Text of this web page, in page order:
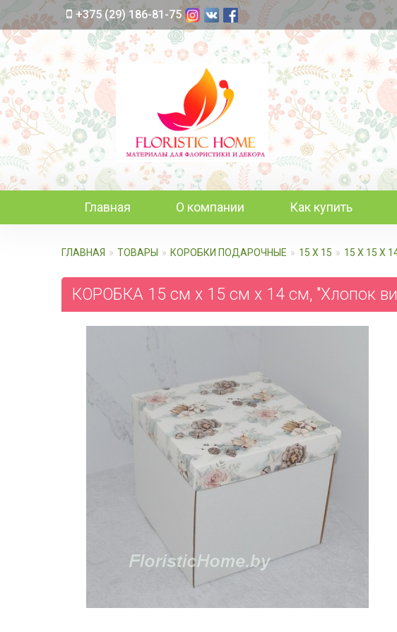
+375 (29) 186-81-75
Главная О компании Как купить
ГЛАВНАЯ ТОВАРЫ КОРОБКИ ПОДАРОЧНЫЕ 15 Х 15 15 Х 15 Х
КОРОБКА 15 см х 15 см х 14 см, "Хлопок